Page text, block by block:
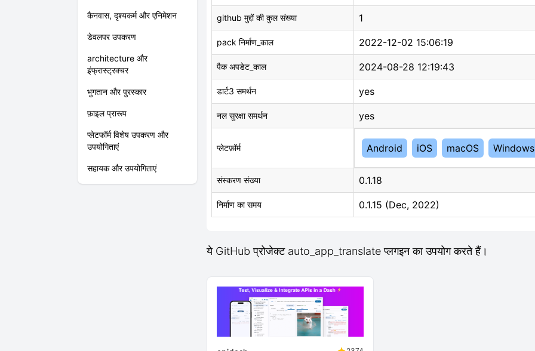
कैनवास, दृश्यकर्म और एनिमेशन
डेवलपर उपकरण
architecture और
इंफ्रास्ट्रक्चर
भुगतान और पुरस्कार
फ़ाइल प्रारूप
प्लेटफॉर्म विशेष उपकरण और
उपयोगिताएं
सहायक और उपयोगिताएं
github मुद्दों की कुल संख्या 1
pack निर्माण_काल 2022-12-02 15:06:19
पैक अपडेट_काल 2024-08-28 12:19:43
डार्ट3 समर्थन yes
नल सुरक्षा समर्थन yes
प्लेटफ़ॉर्म Android iOS macOS Windows
संस्करण संख्या 0.1.18
निर्माण का समय 0.1.15 (Dec, 2022)
ये GitHub प्रोजेक्ट auto_app_translate प्लगइन का उपयोग करते हैं।